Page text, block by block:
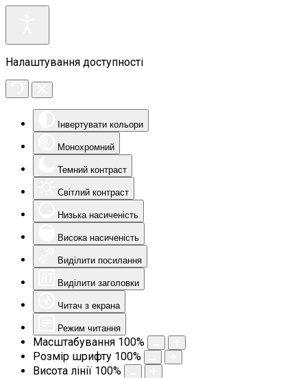
Налаштування доступності
Інвертувати кольори
Монохромний
Темний контраст
Світлий контраст
Низька насиченість
Висока насиченість
Виділити посилання
Виділити заголовки
Читач з екрана
Режим читання
Масштабування 100%
Розмір шрифту 100%
Висота лінії 100%